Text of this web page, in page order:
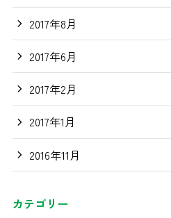
2017年8月
2017年6月
2017年2月
2017年1月
2016年11月
カテゴリー